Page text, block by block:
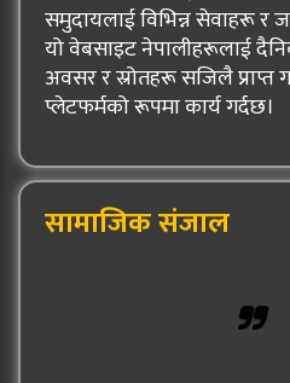
समुदायलाई विभिन्न सेवाहरू र
यो वेबसाइट नेपालीहरूलाई
अवसर र स्रोतहरू सजिलै प्राप्त
प्लेटफर्मको रूपमा कार्य गर्दछ।
सामाजिक संजाल